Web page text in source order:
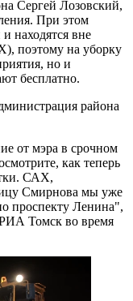
Сергей Лозовский,
При этом
находятся вне
поэтому на уборку
но и
бесплатно.
района
от мэра в срочном
как теперь
САХ,
Смирнова мы уже
проспекту Ленина",
РИА Томск во время